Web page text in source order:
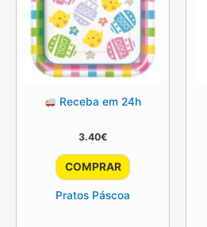
Receba em 24h
3.40€
COMPRAR
Pratos Páscoa